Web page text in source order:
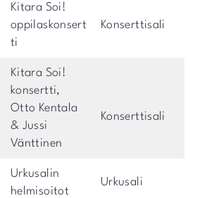
Kitara Soi!
oppilaskonsert
ti
Konserttisali
Kitara Soi!
konsertti,
Otto Kentala
& Jussi
Vänttinen
Konserttisali
Urkusalin
helmisoitot
Urkusali